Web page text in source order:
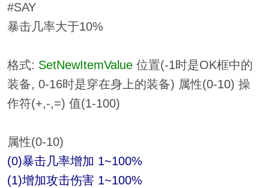
#SAY
暴击几率大于10%
格式: SetNewItemValue位置(-1时是OK框中的
装备, 0-16时是穿在身上的装备) 属性(0-10) 操
作符(+,-,=) 值(1-100)
属性(0-10)
(0)暴击几率增加 1~100%
(1)增加攻击伤害 1~100%